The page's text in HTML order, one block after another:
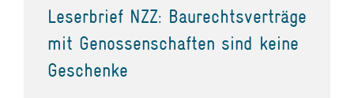
Leserbrief NZZ: Baurechtsverträge
mit Genossenschaften sind keine
Geschenke